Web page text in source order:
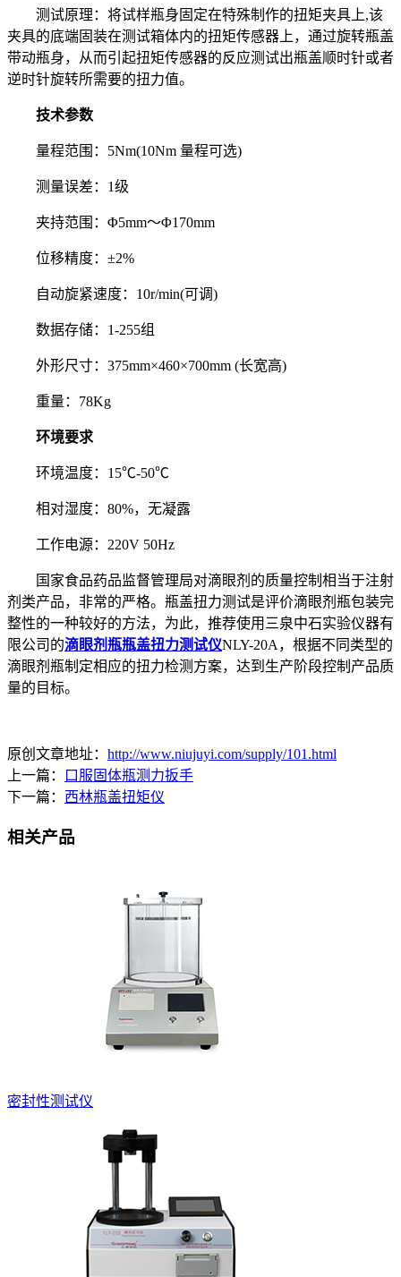
测试原理：将试样瓶身固定在特殊制作的扭矩夹具上,该
夹具的底端固装在测试箱体内的扭矩传感器上，通过旋转瓶盖
带动瓶身，从而引起扭矩传感器的反应测试出瓶盖顺时针或者
逆时针旋转所需要的扭力值。
技术参数
量程范围：5Nm(10Nm 量程可选)
测量误差：1级
夹持范围：Φ5mm～Φ170mm
位移精度：±2%
自动旋紧速度：10r/min(可调)
数据存储：1-255组
外形尺寸：375mm×460×700mm (长宽高)
重量：78Kg
环境要求
环境温度：15℃-50℃
相对湿度：80%，无凝露
工作电源：220V 50Hz
国家食品药品监督管理局对滴眼剂的质量控制相当于注射
剂类产品，非常的严格。瓶盖扭力测试是评价滴眼剂瓶包装完
整性的一种较好的方法，为此，推荐使用三泉中石实验仪器有
限公司的滴眼剂瓶瓶盖扭力测试仪NLY-20A，根据不同类型的
滴眼剂瓶制定相应的扭力检测方案，达到生产阶段控制产品质
量的目标。
原创文章地址： http://www.niujuyi.com/supply/101.html
上一篇：
口服固体瓶测力扳手
下一篇： 西林瓶盖扭矩仪
相关产品
密封性测试仪